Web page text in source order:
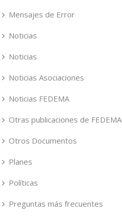
Mensajes de Error
Noticias
Noticias
Noticias Asociaciones
Noticias FEDEMA
Otras publicaciones de FEDEMA
Otros Documentos
Planes
Políticas
Preguntas más frecuentes